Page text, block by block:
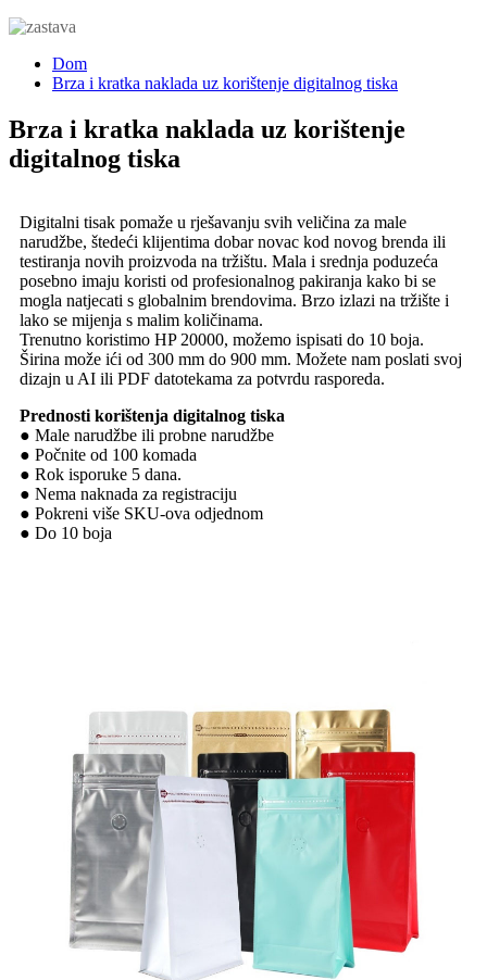
Dom
Brza i kratka naklada uz korištenje digitalnog tiska
Brza i kratka naklada uz korištenje
digitalnog tiska
Digitalni tisak pomaže u rješavanju svih veličina za male
narudžbe, štedeći klijentima dobar novac kod novog brenda ili
testiranja novih proizvoda na tržištu. Mala i srednja poduzeća
posebno imaju koristi od profesionalnog pakiranja kako bi se
mogla natjecati s globalnim brendovima. Brzo izlazi na tržište i
lako se mijenja s malim količinama.
Trenutno koristimo HP 20000, možemo ispisati do 10 boja.
Širina može ići od 300 mm do 900 mm. Možete nam poslati svoj
dizajn u AI ili PDF datotekama za potvrdu rasporeda.
Prednosti korištenja digitalnog tiska
● Male narudžbe ili probne narudžbe
● Počnite od 100 komada
● Rok isporuke 5 dana.
● Nema naknada za registraciju
● Pokreni više SKU-ova odjednom
● Do 10 boja